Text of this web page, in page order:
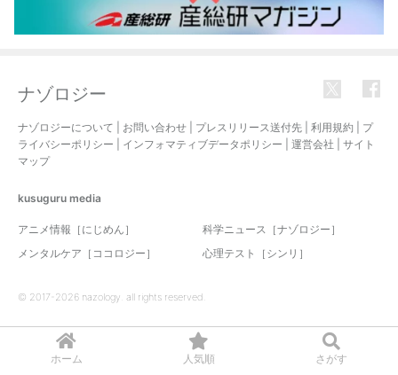
ホーム 人気順 さがす
ナゾロジー
ナゾロジーについて お問い合わせ プレスリリース送付先 利用規約
プ
ライバシーポリシー
インフォマティブデータポリシー 運営会社
サイト
マップ
kusuguru media
アニメ情報［にじめん］
科学ニュース［ナゾロジー］
メンタルケア［ココロジー］
心理テスト［シンリ］
© 2017-2026 nazology. all rights reserved.